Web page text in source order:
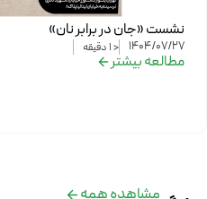
نشست «جان در برابر نان»
1404/07/27
< 1 دقیقه
مطالعه بیشتر